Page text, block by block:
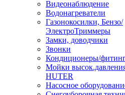
Видеонаблюдение
Водонагреватели
Газонокосилки, Бензо/
ЭлектроТриммеры
Замки, доводчики
Звонки
Кондиционеры/
Мойки
HUTER
Насосное